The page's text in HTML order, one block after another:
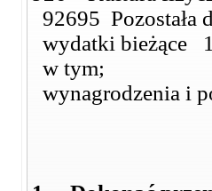
92695 Pozostała
wydatki bieżące
w tym;
wynagrodzenia i